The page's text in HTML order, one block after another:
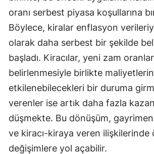
oranı serbest piyasa koşullarına
Böylece, kiralar enflasyon
olarak daha serbest bir şekilde
başladı. Kiracılar, yeni zam
belirlenmesiyle birlikte maliyetlerin
etkilenebilecekleri bir duruma
verenler ise artık daha fazla
düşmekte. Bu dönüşüm,
ve kiracı-kiraya veren ilişkilerinde
değişimlere yol açabilir.